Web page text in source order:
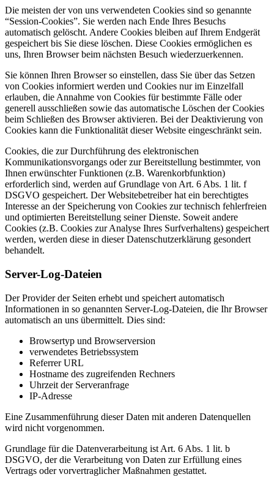
Die meisten der von uns verwendeten Cookies sind so genannte
“Session-Cookies”. Sie werden nach Ende Ihres Besuchs
automatisch gelöscht. Andere Cookies bleiben auf Ihrem Endgerät
gespeichert bis Sie diese löschen. Diese Cookies ermöglichen es
uns, Ihren Browser beim nächsten Besuch wiederzuerkennen.
Sie können Ihren Browser so einstellen, dass Sie über das Setzen
von Cookies informiert werden und Cookies nur im Einzelfall
erlauben, die Annahme von Cookies für bestimmte Fälle oder
generell ausschließen sowie das automatische Löschen der Cookies
beim Schließen des Browser aktivieren. Bei der Deaktivierung von
Cookies kann die Funktionalität dieser Website eingeschränkt sein.
Cookies, die zur Durchführung des elektronischen
Kommunikationsvorgangs oder zur Bereitstellung bestimmter, von
Ihnen erwünschter Funktionen (z.B. Warenkorbfunktion)
erforderlich sind, werden auf Grundlage von Art. 6 Abs. 1 lit. f
DSGVO gespeichert. Der Websitebetreiber hat ein berechtigtes
Interesse an der Speicherung von Cookies zur technisch fehlerfreien
und optimierten Bereitstellung seiner Dienste. Soweit andere
Cookies (z.B. Cookies zur Analyse Ihres Surfverhaltens) gespeichert
werden, werden diese in dieser Datenschutzerklärung gesondert
behandelt.
Server-Log-Dateien
Der Provider der Seiten erhebt und speichert automatisch
Informationen in so genannten Server-Log-Dateien, die Ihr Browser
automatisch an uns übermittelt. Dies sind:
Browsertyp und Browserversion
verwendetes Betriebssystem
Referrer URL
Hostname des zugreifenden Rechners
Uhrzeit der Serveranfrage
IP-Adresse
Eine Zusammenführung dieser Daten mit anderen Datenquellen
wird nicht vorgenommen.
Grundlage für die Datenverarbeitung ist Art. 6 Abs. 1 lit. b
DSGVO, der die Verarbeitung von Daten zur Erfüllung eines
Vertrags oder vorvertraglicher Maßnahmen gestattet.